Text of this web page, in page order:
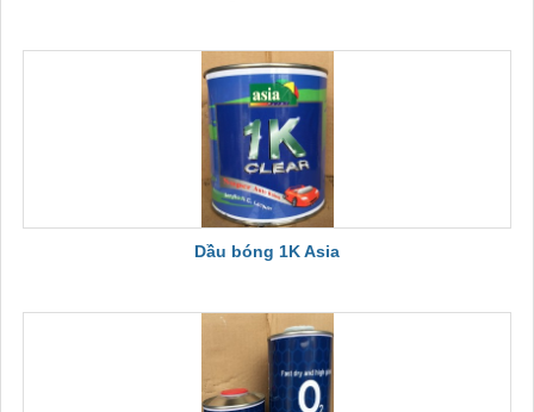
Dầu bóng 1K Asia